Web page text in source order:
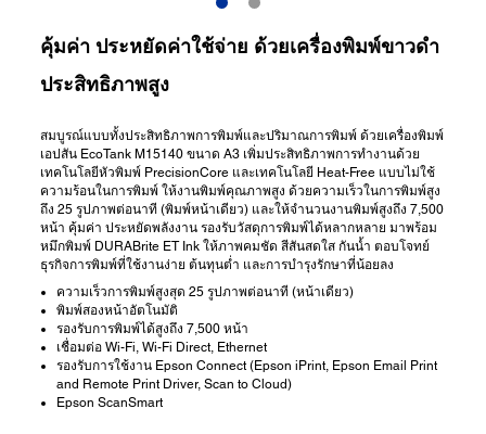
คุ้มค่า ประหยัดค่าใช้จ่าย ด้วยเครื่องพิมพ์ขาวดำ
ประสิทธิภาพสูง
สมบูรณ์แบบทั้งประสิทธิภาพการพิมพ์และปริมาณการพิมพ์ ด้วยเครื่องพิมพ์
เอปสัน EcoTank M15140 ขนาด A3 เพิ่มประสิทธิภาพการทำงานด้วย
เทคโนโลยีหัวพิมพ์ PrecisionCore และเทคโนโลยี Heat-Free แบบไม่ใช้
ความร้อนในการพิมพ์ ให้งานพิมพ์คุณภาพสูง ด้วยความเร็วในการพิมพ์สูง
ถึง 25 รูปภาพต่อนาที (พิมพ์หน้าเดียว) และให้จำนวนงานพิมพ์สูงถึง 7,500
หน้า คุ้มค่า ประหยัดพลังงาน รองรับวัสดุการพิมพ์ได้หลากหลาย มาพร้อม
หมึกพิมพ์ DURABrite ET Ink ให้ภาพคมชัด สีสันสดใส กันน้ำ ตอบโจทย์
ธุรกิจการพิมพ์ที่ใช้งานง่าย ต้นทุนต่ำ และการบำรุงรักษาที่น้อยลง
ความเร็วการพิมพ์สูงสุด 25 รูปภาพต่อนาที (หน้าเดียว)
พิมพ์สองหน้าอัตโนมัติ
รองรับการพิมพ์ได้สูงถึง 7,500 หน้า
เชื่อมต่อ Wi-Fi, Wi-Fi Direct, Ethernet
รองรับการใช้งาน Epson Connect (Epson iPrint, Epson Email Print
and Remote Print Driver, Scan to Cloud)
Epson ScanSmart